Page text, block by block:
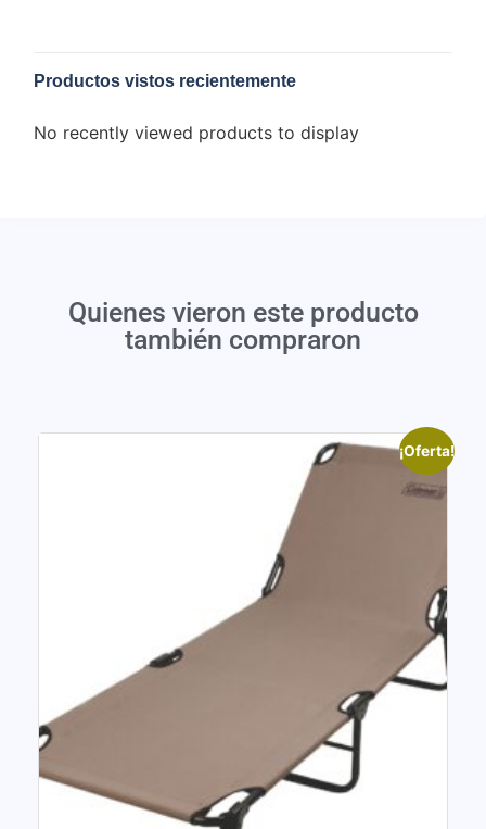
Productos vistos recientemente
No recently viewed products to display
Quienes vieron este producto
también compraron
¡Oferta!